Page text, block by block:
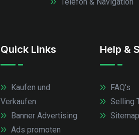
Quick Links
Kaufen und
Verkaufen
Banner Advertising
Ads promoten
Help &
FAQ's
Selling
Sitemap